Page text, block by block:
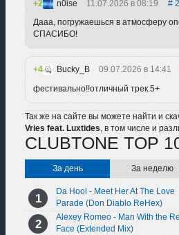
2 n0ise 11.07.2026 в 08:19 2
Дааа, погружаешься в атмосферу
СПАСИБО!
4 Bucky_B 09.07.2026 в 14:41
фестивально!!отличный трек.5+
Так же на сайте вы можете найти и
Vries feat. Luxtides, в том числе и
CLUBTONE TOP
За день За неделю
Da Hool - Meet Her At The Love
Parade (Don Diablo ReHex)
Alexey Romeo - Man With the
Face (Extended Mix)